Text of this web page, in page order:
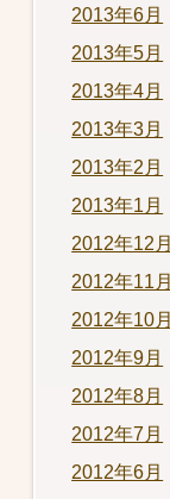
2013年6月
2013年5月
2013年4月
2013年3月
2013年2月
2013年1月
2012年12月
2012年11月
2012年10月
2012年9月
2012年8月
2012年7月
2012年6月